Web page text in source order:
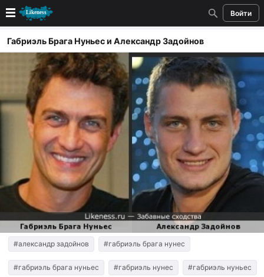
Войти
Новые
Лучшие
Голосование
Кандидаты
Случайное сходство 👍
Создать сходство
Для публикации необходима авторизация
Поиск
Габриэль Брага Нуньес и Александр Задойнов
#александр задойнов #габриэль брага нунес
#габриэль брага нуньес #габриэль нунес #габриэль нуньес